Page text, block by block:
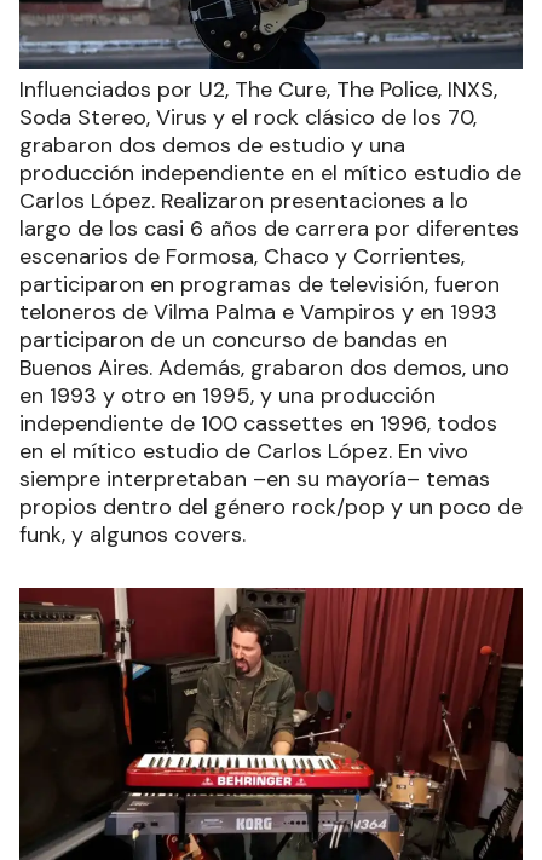
Influenciados por U2, The Cure, The Police, INXS,
Soda Stereo, Virus y el rock clásico de los 70,
grabaron dos demos de estudio y una
producción independiente en el mítico estudio de
Carlos López. Realizaron presentaciones a lo
largo de los casi 6 años de carrera por diferentes
escenarios de Formosa, Chaco y Corrientes,
participaron en programas de televisión, fueron
teloneros de Vilma Palma e Vampiros y en 1993
participaron de un concurso de bandas en
Buenos Aires. Además, grabaron dos demos, uno
en 1993 y otro en 1995, y una producción
independiente de 100 cassettes en 1996, todos
en el mítico estudio de Carlos López. En vivo
siempre interpretaban –en su mayoría– temas
propios dentro del género rock/pop y un poco de
funk, y algunos covers.